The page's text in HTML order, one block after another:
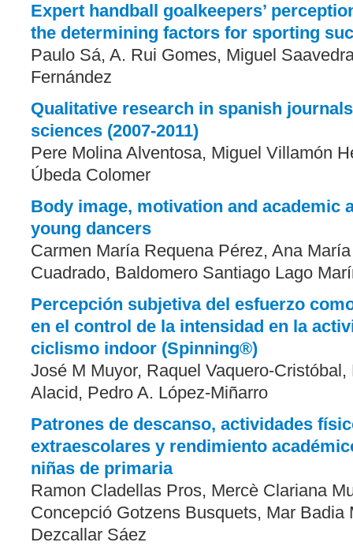
Expert handball goalkeepers’
the determining factors for sporting
Paulo Sá, A. Rui Gomes, Miguel
Fernández
Qualitative research in spanish
sciences (2007-2011)
Pere Molina Alventosa, Miguel Villamón
Úbeda Colomer
Body image, motivation and academic
young dancers
Carmen María Requena Pérez, Ana
Cuadrado, Baldomero Santiago Lago
Percepción subjetiva del esfuerzo
en el control de la intensidad en la
ciclismo indoor (Spinning®)
José M Muyor, Raquel Vaquero-Cristóbal,
Alacid, Pedro A. López-Miñarro
Patrones de descanso, actividades
extraescolares y rendimiento
niñas de primaria
Ramon Cladellas Pros, Mercè Clariana
Concepció Gotzens Busquets, Mar Badia
Dezcallar Sáez